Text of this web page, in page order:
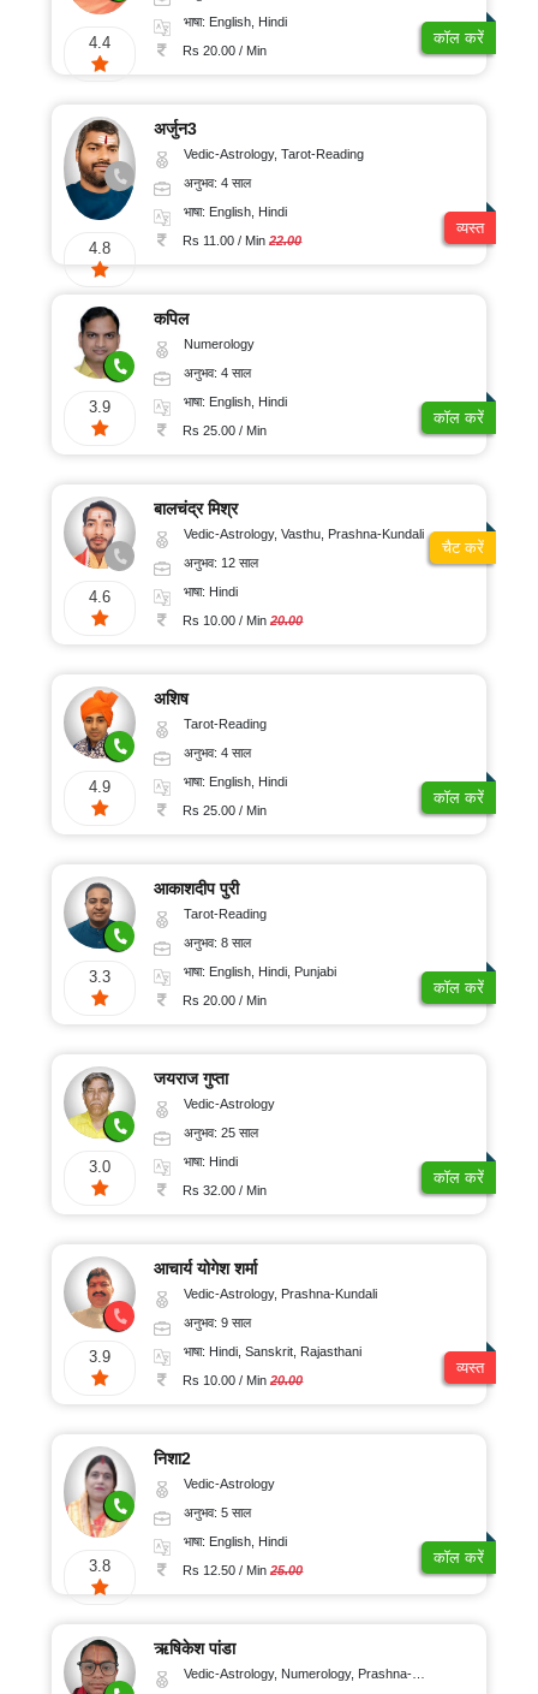
4.4
भाषा: English, Hindi
Rs 20.00 / Min
कॉल करें
4.8
अर्जुन3
Vedic-Astrology, Tarot-Reading
अनुभव: 4 साल
भाषा: English, Hindi
Rs 11.00 / Min22.00
व्यस्त
3.9
कपिल
Numerology
अनुभव: 4 साल
भाषा: English, Hindi
Rs 25.00 / Min
कॉल करें
4.6
बालचंद्र मिश्र
Vedic-Astrology, Vasthu, Prashna-Kundali
अनुभव: 12 साल
भाषा: Hindi
Rs 10.00 / Min20.00
चैट करें
4.9
अशिष
Tarot-Reading
अनुभव: 4 साल
भाषा: English, Hindi
Rs 25.00 / Min
कॉल करें
3.3
आकाशदीप पुरी
Tarot-Reading
अनुभव: 8 साल
भाषा: English, Hindi, Punjabi
Rs 20.00 / Min
कॉल करें
3.0
जयराज गुप्ता
Vedic-Astrology
अनुभव: 25 साल
भाषा: Hindi
Rs 32.00 / Min
कॉल करें
3.9
आचार्य योगेश शर्मा
Vedic-Astrology, Prashna-Kundali
अनुभव: 9 साल
भाषा: Hindi, Sanskrit, Rajasthani
Rs 10.00 / Min20.00
व्यस्त
3.8
निशा2
Vedic-Astrology
अनुभव: 5 साल
भाषा: English, Hindi
Rs 12.50 / Min25.00
कॉल करें
ऋषिकेश पांडा
Vedic-Astrology, Numerology, Prashna-Kundali